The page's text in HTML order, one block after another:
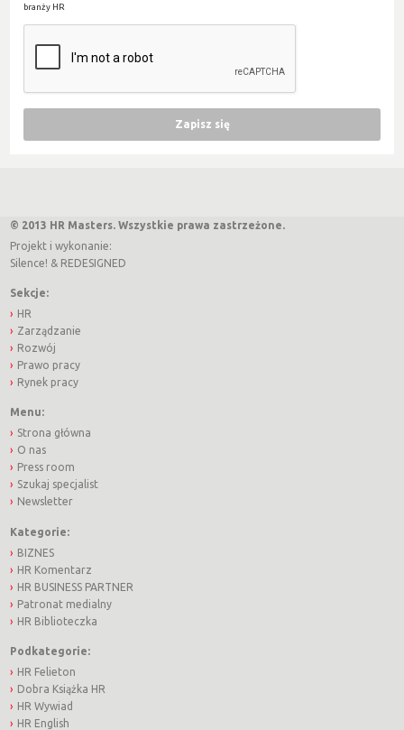
branży HR
© 2013 HR Masters. Wszystkie prawa zastrzeżone.
Projekt i wykonanie:
Silence! & REDESIGNED
Sekcje:
HR
Zarządzanie
Rozwój
Prawo pracy
Rynek pracy
Menu:
Strona główna
O nas
Press room
Szukaj specjalist
Newsletter
Kategorie:
BIZNES
HR Komentarz
HR BUSINESS PARTNER
Patronat medialny
HR Biblioteczka
Podkategorie:
HR Felieton
Dobra Książka HR
HR Wywiad
HR English